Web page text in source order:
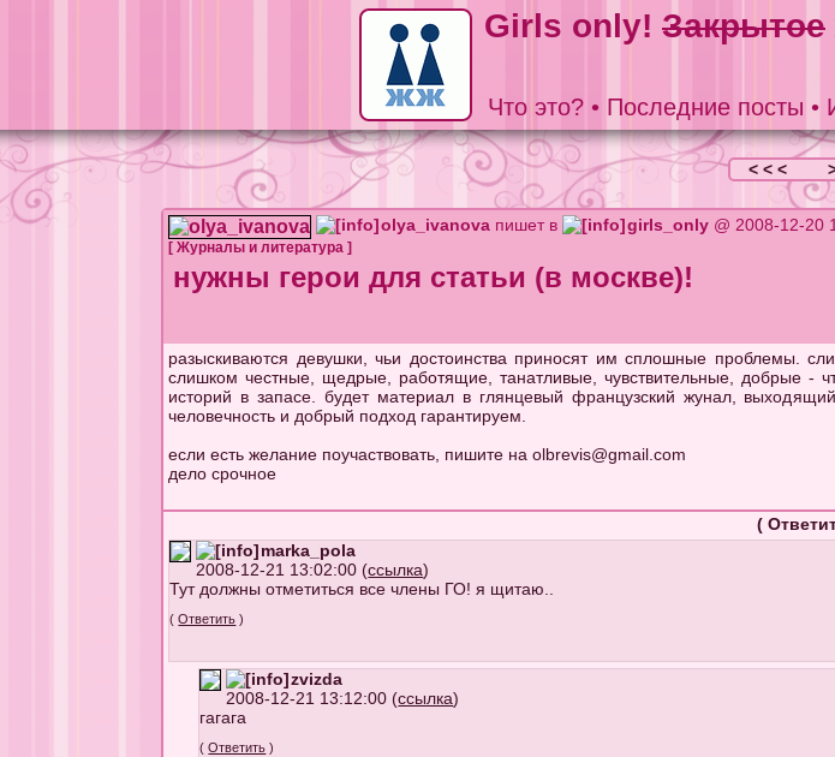
Girls only! Закрытое
Что это? • Последние посты •
< < <
olya_ivanova пишет в girls_only @ 2008-12-20
[Журналы и литература ]
нужны герои для статьи (в москве)!
разыскиваются девушки, чьи достоинства приносят им сплошные проблемы.
слишком честные, щедрые, работящие, танатливые, чувствительные, добрые -
историй в запасе. будет материал в глянцевый французский жунал,
человечность и добрый подход гарантируем.
если есть желание поучаствовать, пишите наolbrevis@gmail.com
дело срочное
(
marka_pola
2008-12-21 13:02:00 (ссылка)
Тут должны отметиться все члены ГО! я щитаю..
(Ответить )
zvizda
2008-12-21 13:12:00 (ссылка)
гагага
(Ответить )